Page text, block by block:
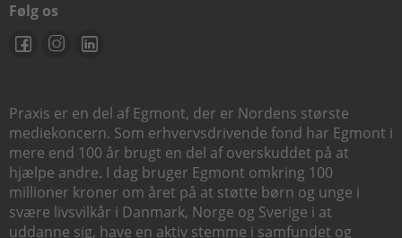
Følg os
Praxis er en del af Egmont, der er Nordens største
mediekoncern. Som erhvervsdrivende fond har Egmont i
mere end 100 år brugt en del af overskuddet på at
hjælpe andre. I dag bruger Egmont omkring 100
millioner kroner om året på at støtte børn og unge i
svære livsvilkår i Danmark, Norge og Sverige i at
uddanne sig, have en aktiv stemme i samfundet og